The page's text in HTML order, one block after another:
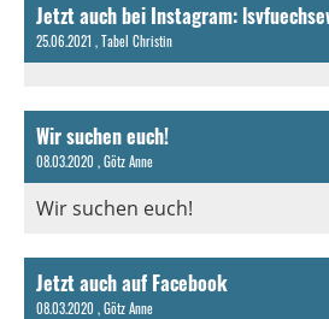
Jetzt auch bei Instagram:
25.06.2021 , Tabel Christin
Wir suchen euch!
08.03.2020 , Götz Anne
Wir suchen euch!
Jetzt auch auf Facebook
08.03.2020 , Götz Anne